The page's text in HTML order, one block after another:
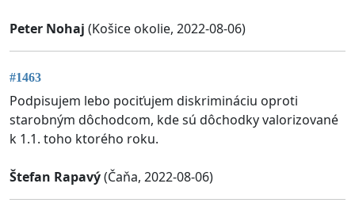
Peter Nohaj (Košice okolie, 2022-08-06)
#1463
Podpisujem lebo pociťujem diskrimináciu oproti
starobným dôchodcom, kde sú dôchodky valorizované
k 1.1. toho ktorého roku.
Štefan Rapavý(Čaňa, 2022-08-06)